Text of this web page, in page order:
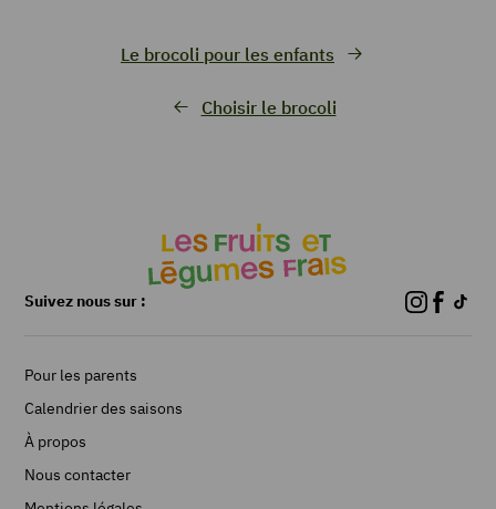
Choisir le brocoli
Le brocoli pour les enfants
Suivez nous sur :
Pour les parents
Calendrier des saisons
À propos
Nous contacter